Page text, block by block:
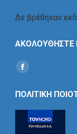
Δε βρέθηκαν
ΑΚΟΛΟΥΘΗΣΤΕ
Find us on:
Social
ΠΟΛΙΤΙΚΗ